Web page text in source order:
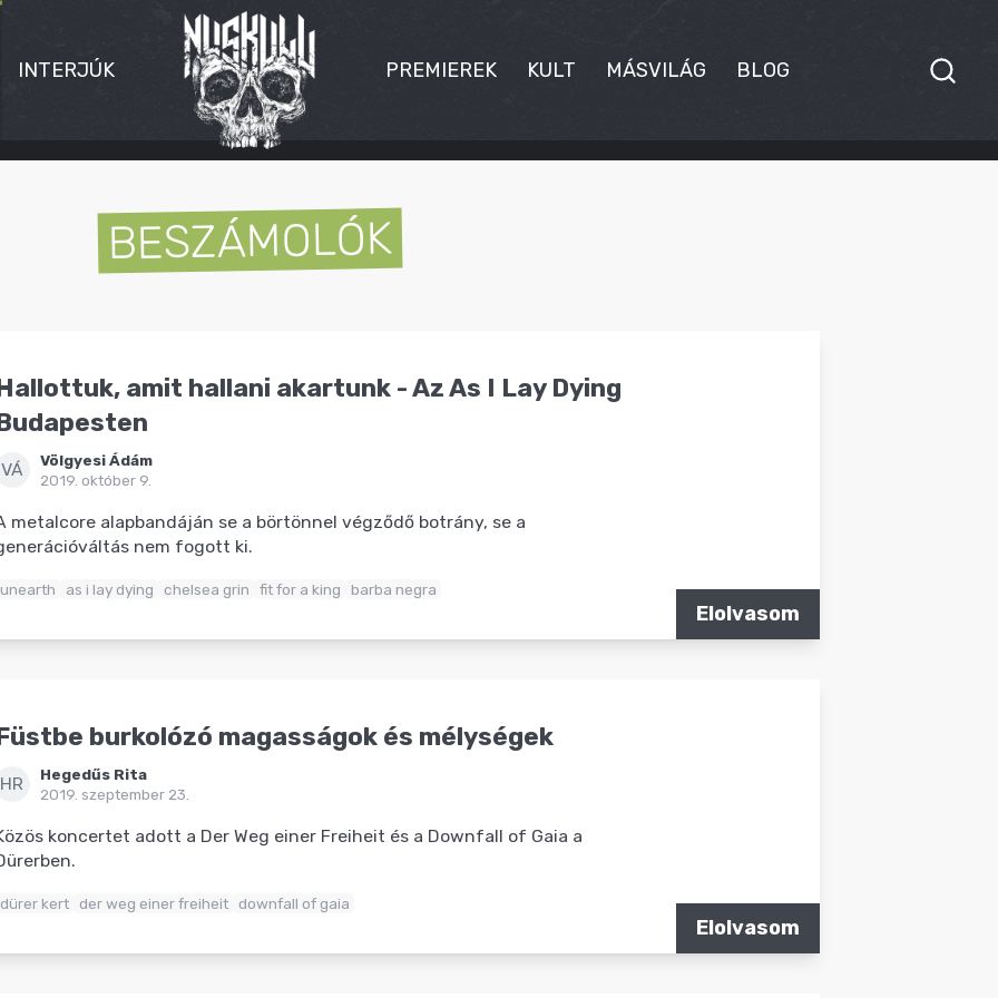
INTERJÚK PREMIEREK KULT MÁSVILÁG BLOG
BESZÁMOLÓK
amit hallani akartunk - Az As I Lay Dying
VÁ
Völgyesi Ádám
2019. október 9.
metalcore alapbandáján se a börtönnel végződő botrány, se a
nem fogott ki.
unearth as i lay dying chelsea grin fit for a king barba negra
Elolvasom
burkolózó magasságok és mélységek
HR
Hegedűs Rita
2019. szeptember 23.
koncertet adott a Der Weg einer Freiheit és a Downfall of Gaia a
dürer kert der weg einer freiheit downfall of gaia
Elolvasom